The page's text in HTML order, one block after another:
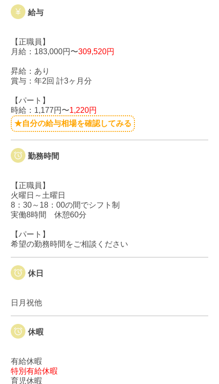
給与
【正職員】
月給：183,000円〜309,520円
昇給：あり
賞与：年2回 計3ヶ月分
【パート】
時給：1,177円〜1,220円
★自分の給与相場を確認してみる
勤務時間
【正職員】
火曜日～土曜日
8：30～18：00の間でシフト制
実働8時間 休憩60分
【パート】
希望の勤務時間をご相談ください
休日
日月祝他
休暇
有給休暇
特別有給休暇
育児休暇